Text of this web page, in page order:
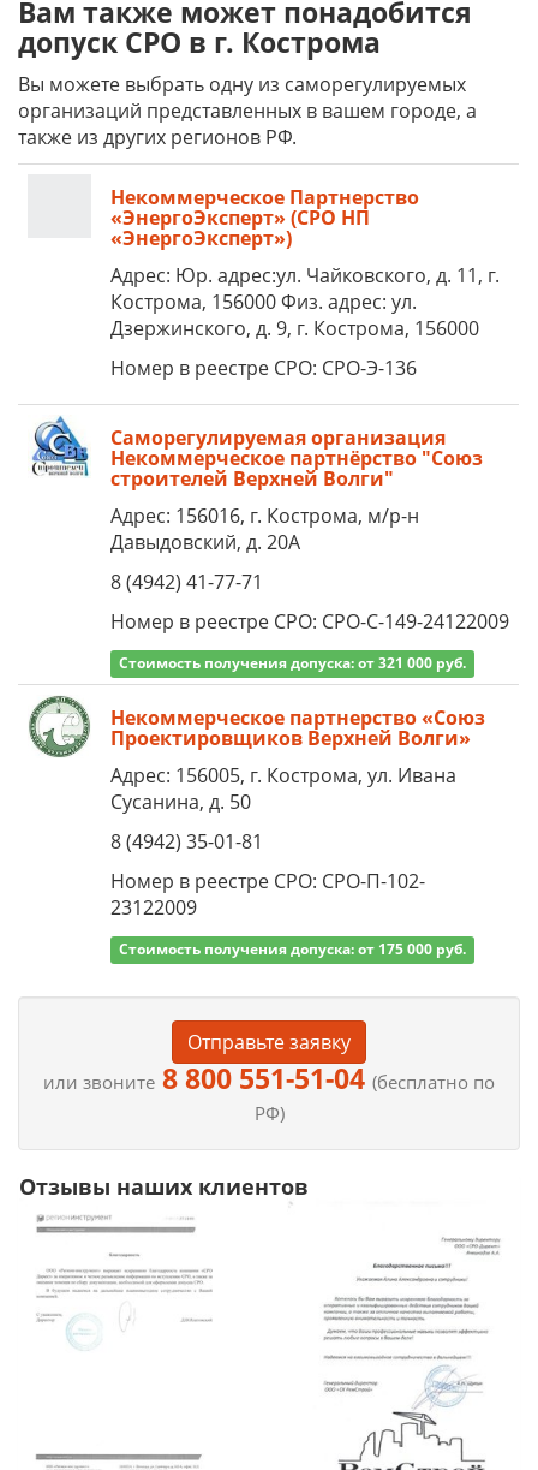
Вам также может понадобится
допуск СРО в г. Кострома
Вы можете выбрать одну из саморегулируемых
организаций представленных в вашем городе, а
также из других регионов РФ.
Некоммерческое Партнерство
«ЭнергоЭксперт» (СРО НП
«ЭнергоЭксперт»)
Адрес: Юр. адрес:ул. Чайковского, д. 11, г.
Кострома, 156000 Физ. адрес: ул.
Дзержинского, д. 9, г. Кострома, 156000
Номер в реестре СРО: СРО-Э-136
Саморегулируемая организация
Некоммерческое партнёрство "Союз
строителей Верхней Волги"
Адрес: 156016, г. Кострома, м/р-н
Давыдовский, д. 20А
8 (4942) 41-77-71
Номер в реестре СРО: СРО-С-149-24122009
Стоимость получения допуска: от 321 000 руб.
Некоммерческое партнерство «Союз
Проектировщиков Верхней Волги»
Адрес: 156005, г. Кострома, ул. Ивана
Сусанина, д. 50
8 (4942) 35-01-81
Номер в реестре СРО: СРО-П-102-
23122009
Стоимость получения допуска: от 175 000 руб.
Отправьте заявку
или звоните 8 800 551-51-04 (бесплатно по
РФ)
Отзывы наших клиентов